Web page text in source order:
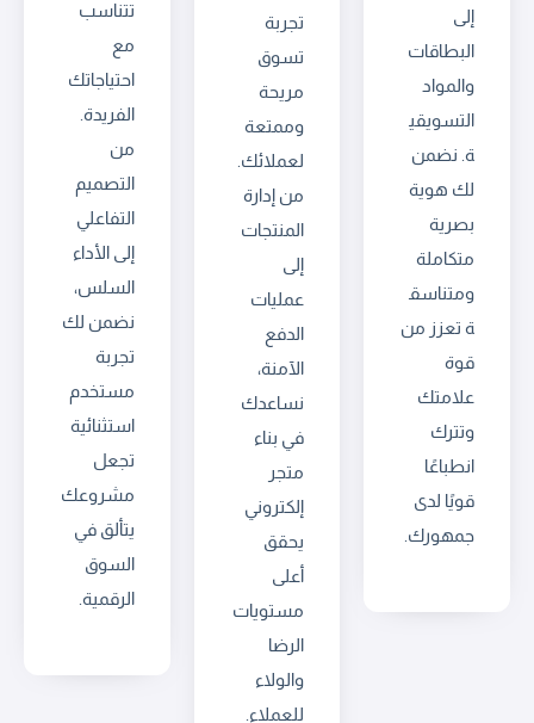
إلى
البطاقات
والمواد
التسويقي
ة. نضمن
لك هوية
بصرية
متكاملة
ومتناسق
ة تعزز من
قوة
علامتك
وتترك
انطباعًا
قويًا لدى
جمهورك.
تجربة
تسوق
مريحة
وممتعة
لعملائك.
من إدارة
المنتجات
إلى
عمليات
الدفع
الآمنة،
نساعدك
في بناء
متجر
إلكتروني
يحقق
أعلى
مستويات
الرضا
والولاء
للعملاء.
تتناسب
مع
احتياجاتك
الفريدة.
من
التصميم
التفاعلي
إلى الأداء
السلس،
نضمن لك
تجربة
مستخدم
استثنائية
تجعل
مشروعك
يتألق في
السوق
الرقمية.